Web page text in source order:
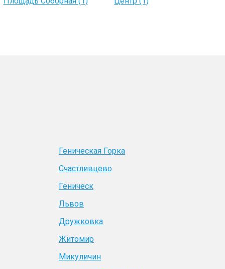
Геническая Горка
Счастливцево
Геническ
Львов
Дружковка
Житомир
Микуличин